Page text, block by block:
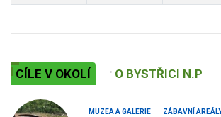
CÍLE V OKOLÍ O BYSTŘICI N.P
MUZEA A GALERIE ZÁBAVNÍ